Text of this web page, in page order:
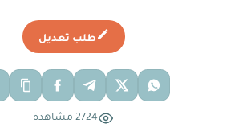
طلب تعديل
2724 مشاهدة